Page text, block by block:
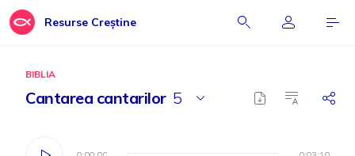
Resurse Creștine
BIBLIA
Cantarea cantarilor 5